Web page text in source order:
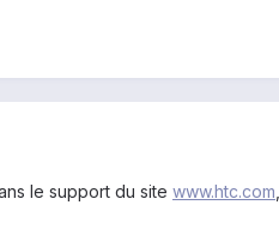
le support du site www.htc.com